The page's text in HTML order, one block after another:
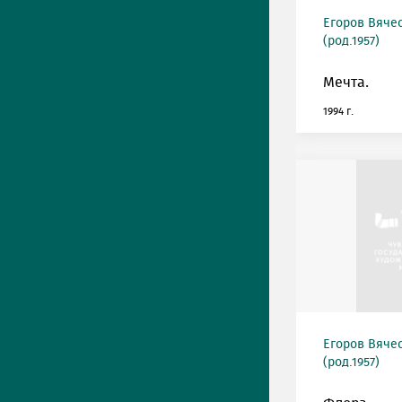
Егоров
(род.1957)
Мечта.
1994 г.
Егоров
(род.1957)